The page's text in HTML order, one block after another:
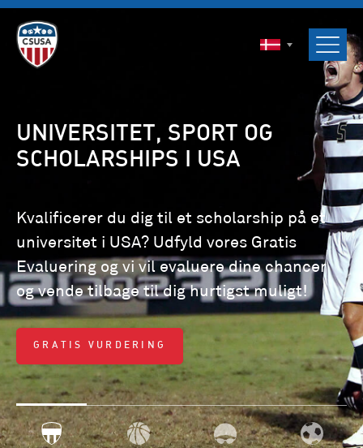
UNIVERSITET, SPORT OG
SCHOLARSHIPS I USA
Kvalificerer du dig til et scholarship på et
universitet i USA? Udfyld vores Gratis
Evaluering og vi vil evaluere dine chancer
og vende tilbage til dig hurtigst muligt!
GRATIS VURDERING